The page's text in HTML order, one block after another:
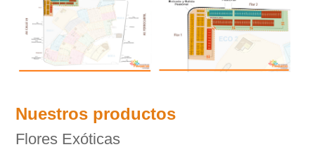
Nuestros productos
Flores Exóticas